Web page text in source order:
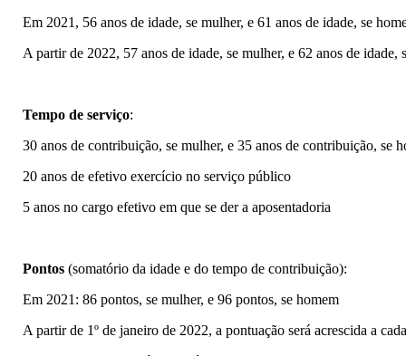
Em 2021, 56 anos de idade, se mulher, e 61 anos de idade, se
A partir de 2022, 57 anos de idade, se mulher, e 62 anos de idade,
Tempo de serviço:
30 anos de contribuição, se mulher, e 35 anos de contribuição, se
20 anos de efetivo exercício no serviço público
5 anos no cargo efetivo em que se der a aposentadoria
Pontos (somatório da idade e do tempo de contribuição):
Em 2021: 86 pontos, se mulher, e 96 pontos, se homem
A partir de 1º de janeiro de 2022, a pontuação será acrescida a